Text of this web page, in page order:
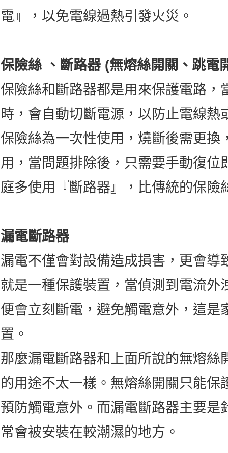
電』，以免電線過熱引發火災。
保險絲 、斷路器 (無熔絲開關、跳電
保險絲和斷路器都是用來保護電路，
時，會自動切斷電源，以防止電線熱
保險絲為一次性使用，燒斷後需更換
用，當問題排除後，只需要手動復位
庭多使用『斷路器』，比傳統的保險
漏電斷路器
漏電不僅會對設備造成損害，更會導
就是一種保護裝置，當偵測到電流外
便會立刻斷電，避免觸電意外，這是
置。
那麼漏電斷路器和上面所說的無熔絲
的用途不太一樣。無熔絲開關只能保
預防觸電意外。而漏電斷路器主要是
常會被安裝在較潮濕的地方。